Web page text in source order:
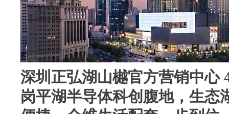
深圳正弘湖山樾官方营销中心
岗平湖半导体科创腹地，生态